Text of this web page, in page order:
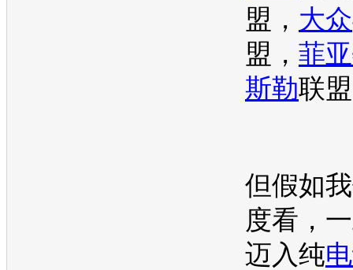
盟， 大众
盟， 菲
斯勒联
但假如
度看，
迈入纯